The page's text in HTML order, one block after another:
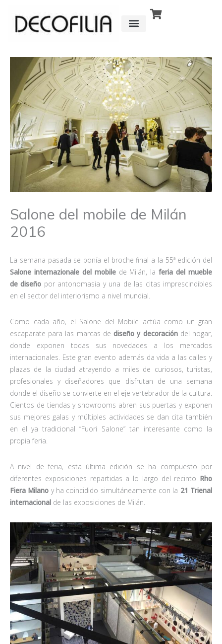
contenido
Salone del mobile de Milán
2016
La semana pasada se ponía el broche final a la 55ª edición del
Salone internazionale del mobilede Milán, la feria del mueble
de diseño por antonomasia y una de las citas imprescindibles
en el sector del interiorismo a nivel mundial.
Como cada año, el Salone del Mobile actúa como un gran
escaparate para las marcas de diseño y decoración del hogar,
donde exponen todas sus novedades a los mercados
internacionales. Este gran evento además da vida a las calles y
plazas de la ciudad atrayendo a miles de curiosos, turistas,
profesionales y diseñadores que disfrutan de una semana
donde el diseño se convierte en el eje vertebrador de la cultura.
Cientos de tiendas y showrooms abren sus puertas y exponen
sus mejores galas y múltiples actividades se dan cita también
en el ya tradicional “Fuori Salone” tan interesante como la
propia feria.
A nivel de feria, esta última edición se ha compuesto por
diferentes exposiciones repartidas a lo largo del recinto Rho
Fiera Milano y ha coincidido simultáneamente con la 21 Trienal
internacional de las exposiciones de Milán.